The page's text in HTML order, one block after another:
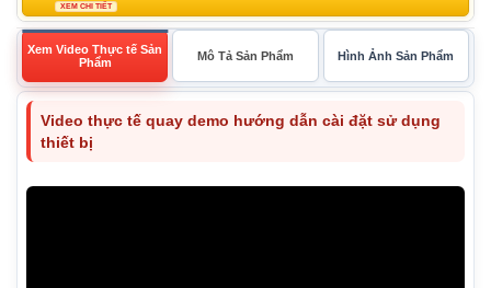
XEM CHI TIẾT
Xem Video Thực tế Sản
Phẩm
Mô Tả Sản Phẩm Hình Ảnh Sản Phẩm
Video thực tế quay demo hướng dẫn cài đặt sử dụng
thiết bị